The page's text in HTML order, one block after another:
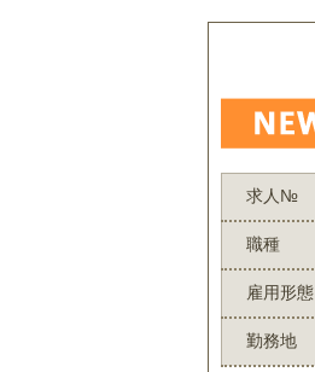
求人№
職種
雇用形態
勤務地